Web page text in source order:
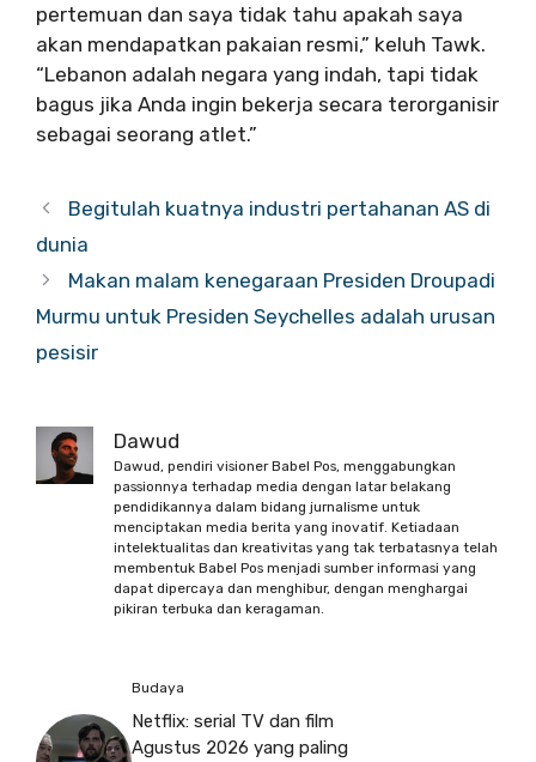
pertemuan dan saya tidak tahu apakah saya
akan mendapatkan pakaian resmi,” keluh Tawk.
“Lebanon adalah negara yang indah, tapi tidak
bagus jika Anda ingin bekerja secara terorganisir
sebagai seorang atlet.”
Begitulah kuatnya industri pertahanan AS di
dunia
Makan malam kenegaraan Presiden Droupadi
Murmu untuk Presiden Seychelles adalah urusan
pesisir
Dawud
Dawud, pendiri visioner Babel Pos, menggabungkan
passionnya terhadap media dengan latar belakang
pendidikannya dalam bidang jurnalisme untuk
menciptakan media berita yang inovatif. Ketiadaan
intelektualitas dan kreativitas yang tak terbatasnya telah
membentuk Babel Pos menjadi sumber informasi yang
dapat dipercaya dan menghibur, dengan menghargai
pikiran terbuka dan keragaman.
Budaya
Netflix: serial TV dan film
Agustus 2026 yang paling